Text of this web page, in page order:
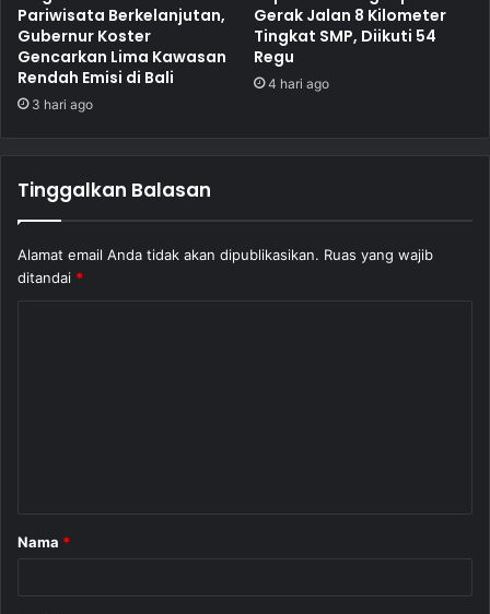
Pariwisata Berkelanjutan,
Gubernur Koster
Gencarkan Lima Kawasan
Rendah Emisi di Bali
3 hari ago
Gerak Jalan 8 Kilometer
Tingkat SMP, Diikuti 54
Regu
4 hari ago
Tinggalkan Balasan
Alamat email Anda tidak akan dipublikasikan. Ruas yang wajib
ditandai *
r
Nama *